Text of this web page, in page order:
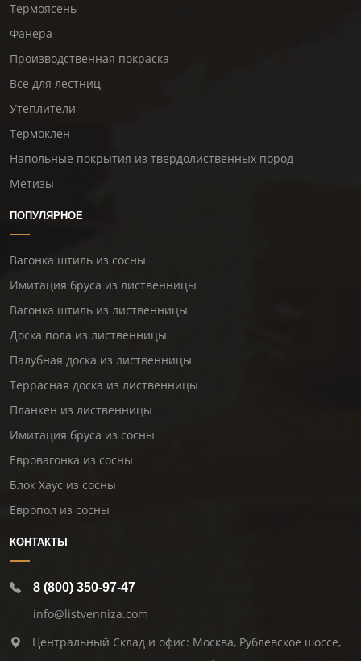
Термоясень
Фанера
Производственная покраска
Все для лестниц
Утеплители
Термоклен
Напольные покрытия из твердолиственных пород
Метизы
ПОПУЛЯРНОЕ
Вагонка штиль из сосны
Имитация бруса из лиственницы
Вагонка штиль из лиственницы
Доска пола из лиственницы
Палубная доска из лиственницы
Террасная доска из лиственницы
Планкен из лиственницы
Имитация бруса из сосны
Евровагонка из сосны
Блок Хаус из сосны
Европол из сосны
КОНТАКТЫ
8 (800) 350-97-47
info@listvenniza.com
Центральный Склад и офис: Москва, Рублевское шоссе,